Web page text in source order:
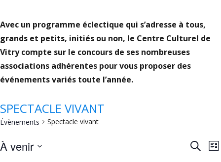
Avec un programme éclectique qui s’adresse à tous,
grands et petits, initiés ou non, le Centre Culturel de
Vitry compte sur le concours de ses nombreuses
associations adhérentes pour vous proposer des
événements variés toute l’année.
SPECTACLE VIVANT
Évènements Spectacle vivant
À venir